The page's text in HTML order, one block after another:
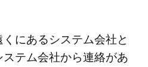
にあるシステム会社と
テム会社から連絡があ